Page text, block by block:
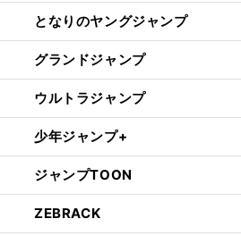
となりのヤングジャンプ
グランドジャンプ
ウルトラジャンプ
少年ジャンプ+
ジャンプTOON
ZEBRACK